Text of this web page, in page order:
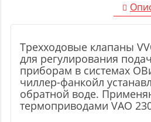
Трехходовые клапаны
для регулирования
приборам в системах
чиллер-фанкойл
обратной воде.
термоприводами VAO